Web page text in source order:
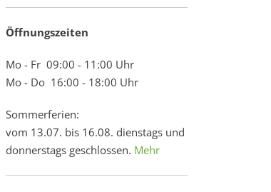
Öffnungszeiten
Mo - Fr 09:00 - 11:00 Uhr
Mo - Do 16:00 - 18:00 Uhr
Sommerferien:
vom 13.07. bis 16.08. dienstags und
donnerstags geschlossen. Mehr